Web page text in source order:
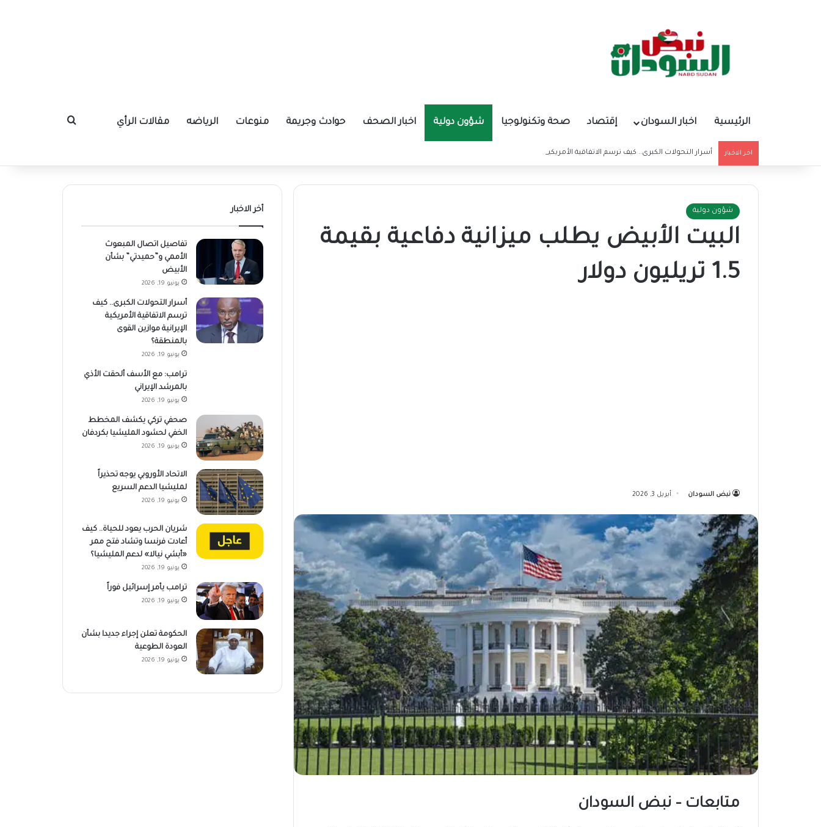
الرئيسية اخبار السودان إقتصاد صحة وتكنولوجيا شؤون دولية اخبار الصحف حوادث وجريمة منوعات الرياضه مقالات الرأي بحث عن
اخر الاخبار أسرار التحولات الكبرى.. كيف ترسم الاتفاقية الأمريكية الإيرانية موازين القوى بالمنطقة؟
شؤون دولية
البيت الأبيض يطلب ميزانية دفاعية بقيمة
1.5 تريليون دولار
نبض السودان أبريل 3, 2026
متابعات – نبض السودان
أخر الاخبار
تفاصيل اتصال المبعوث
الأممي و”حميدتي” بشأن
الأبيض
يونيو 19, 2026
أسرار التحولات الكبرى.. كيف
ترسم الاتفاقية الأمريكية
الإيرانية موازين القوى
بالمنطقة؟
يونيو 19, 2026
ترامب: مع الأسف ألحقت الأذي
بالمرشد الإيراني
يونيو 19, 2026
صحفي تركي يكشف المخطط
الخفي لحشود المليشيا بكردفان
يونيو 19, 2026
الاتحاد الأوروبي يوجه تحذيراً
لمليشيا الدعم السريع
يونيو 19, 2026
شريان الحرب يعود للحياة.. كيف
أعادت فرنسا وتشاد فتح ممر
«أبشي نيالا» لدعم المليشيا؟
يونيو 19, 2026
ترامب يأمر إسرائيل فوراً
يونيو 19, 2026
الحكومة تعلن إجراء جديدا بشأن
العودة الطوعية
يونيو 19, 2026